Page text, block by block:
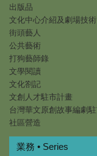
出版品
文化中心介紹及劇場技
街頭藝人
公共藝術
打狗藝師錄
文學閱讀
文化劄記
文創人才駐市計畫
台灣華文原創故事編劇
社區營造
業務 • Series